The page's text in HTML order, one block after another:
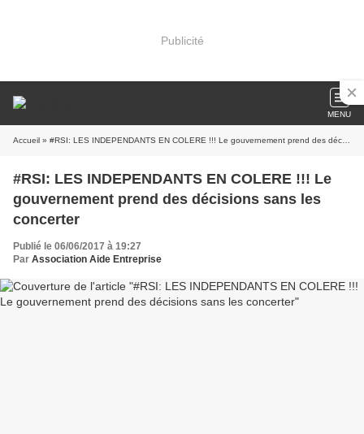
Publicité
MENU
Accueil » #RSI: LES INDEPENDANTS EN COLERE !!! Le gouvernement prend des décisions sans les concerter
#RSI: LES INDEPENDANTS EN COLERE !!! Le
gouvernement prend des décisions sans les
concerter
Publié le 06/06/2017 à 19:27
Par Association Aide Entreprise